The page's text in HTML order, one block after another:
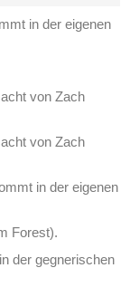
in der eigenen
von Zach
von Zach
in der eigenen
Forest).
der gegnerischen